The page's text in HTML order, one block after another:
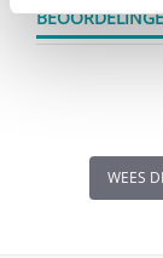
WEES